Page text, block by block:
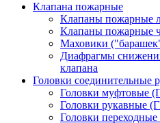
Клапана пожарные
Клапаны пожарные
Клапаны пожарные
Маховики
Диафрагмы
клапана
Головки соединительные
Головки муфтовые
Головки рукавные
Головки